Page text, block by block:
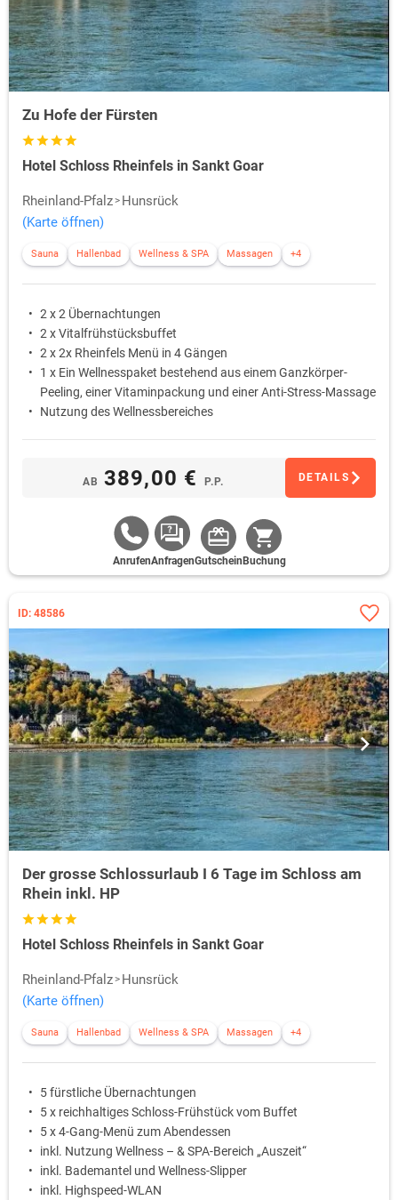
Zu Hofe der Fürsten
Hotel Schloss Rheinfels in Sankt Goar
Rheinland-Pfalz
Hunsrück
(Karte öffnen)
Sauna Hallenbad Wellness & SPA Massagen +4
2 x 2 Übernachtungen
2 x Vitalfrühstücksbuffet
2 x 2x Rheinfels Menü in 4 Gängen
1 x Ein Wellnesspaket bestehend aus einem Ganzkörper-
Peeling, einer Vitaminpackung und einer Anti-Stress-Massage
Nutzung des Wellnessbereiches
AB 389,00 € P.P. DETAILS
AnrufenAnfragenGutschein Buchung
ID: 48586
Der grosse Schlossurlaub I 6 Tage im Schloss am
Rhein inkl. HP
Hotel Schloss Rheinfels in Sankt Goar
Rheinland-Pfalz
Hunsrück
(Karte öffnen)
Sauna Hallenbad Wellness & SPA Massagen +4
5 fürstliche Übernachtungen
5 x reichhaltiges Schloss-Frühstück vom Buffet
5 x 4-Gang-Menü zum Abendessen
inkl. Nutzung Wellness – & SPA-Bereich „Auszeit“
inkl. Bademantel und Wellness-Slipper
inkl. Highspeed-WLAN